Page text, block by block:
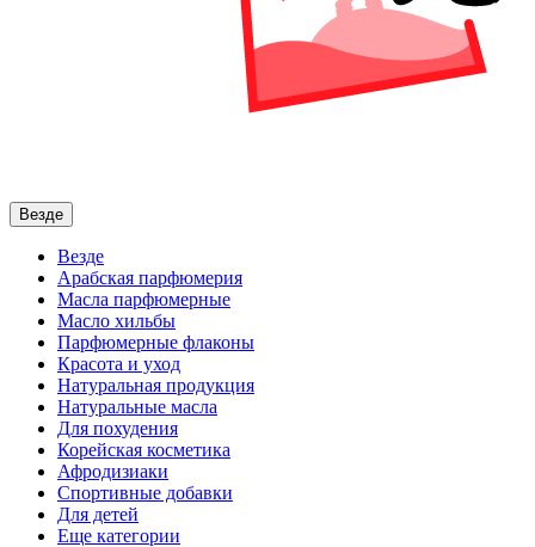
Везде
Везде
Арабская парфюмерия
Масла парфюмерные
Масло хильбы
Парфюмерные флаконы
Красота и уход
Натуральная продукция
Натуральные масла
Для похудения
Корейская косметика
Афродизиаки
Спортивные добавки
Для детей
Еще категории